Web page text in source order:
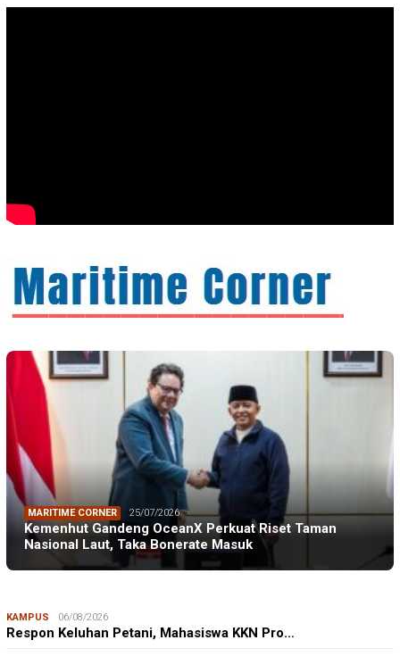
MARITIME CORNER 25/07/2026
Kemenhut Gandeng OceanX Perkuat Riset Taman
Nasional Laut, Taka Bonerate Masuk
KAMPUS 06/08/2026
Respon Keluhan Petani, Mahasiswa KKN Pro…